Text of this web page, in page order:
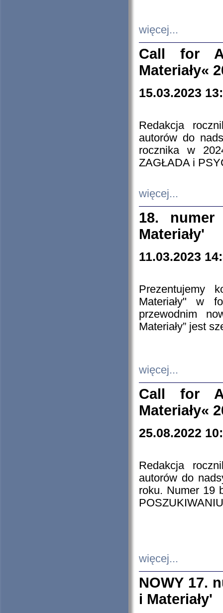
więcej...
Call for
Materiały«
15.03.2023
Redakcja
autorów do
rocznika w
ZAGŁADA i
więcej...
18. numer
Materiały'
11.03.2023
Prezentujemy
Materiały" w
przewodnim
Materiały” jest
więcej...
Call for
Materiały«
25.08.2022
Redakcja
autorów do
roku. Numer 19
więcej...
NOWY 17.
i Materiały'